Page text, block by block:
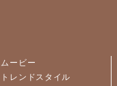
ムービー
トレンドスタイル